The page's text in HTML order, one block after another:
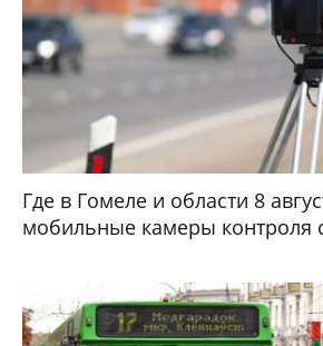
Где в Гомеле и области 8
мобильные камеры контроля